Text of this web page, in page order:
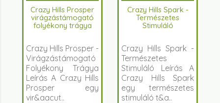
Crazy Hills Prosper
virágzástámogató
folyékony trágya
Crazy Hills Prosper -
Virágzástámogató
Folyékony Trágya
Leírás A Crazy Hills
Prosper egy
vir&aacut..
Crazy Hills Spark -
Természetes
Stimuláló
Crazy Hills Spark -
Természetes
Stimuláló Leírás A
Crazy Hills Spark
egy természetes
stimuláló t&a..